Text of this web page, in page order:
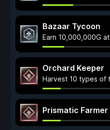
Bazaar Tycoon
Earn 10,000,000G
Orchard Keeper
Harvest 10 types of
Prismatic Farmer